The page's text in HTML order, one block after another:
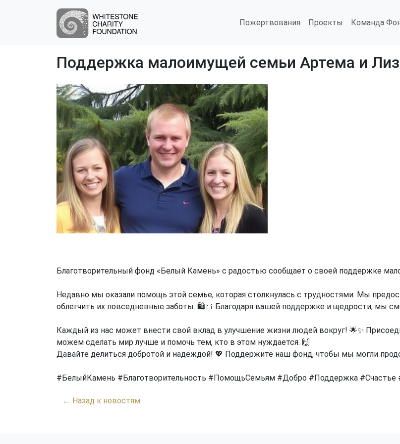
Пожертвования Проекты Команда
Поддержка малоимущей семьи Артема и
Благотворительный фонд «Белый Камень» с радостью сообщает о своей поддержке
Недавно мы оказали помощь этой семье, которая столкнулась с трудностями. Мы
облегчить их повседневные заботы. 🛍️🍞 Благодаря вашей поддержке и щедрости, мы
Каждый из нас может внести свой вклад в улучшение жизни людей вокруг! 🌟✨
можем сделать мир лучше и помочь тем, кто в этом нуждается. 🙌
Давайте делиться добротой и надеждой! 💖 Поддержите наш фонд, чтобы мы могли
#БелыйКамень #Благотворительность #ПомощьСемьям #Добро #Поддержка #Счастье
← Назад к новостям